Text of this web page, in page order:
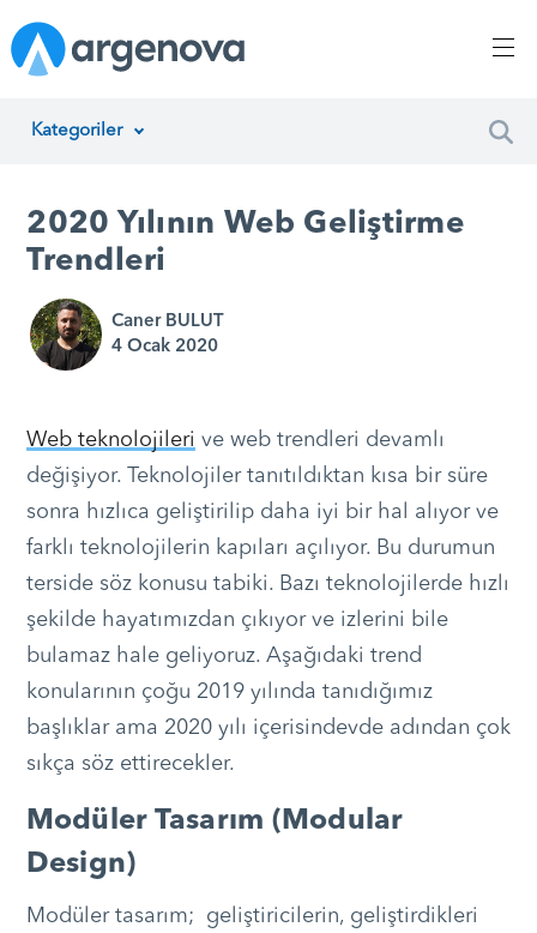
Kategoriler
Argenova
Yazılım Geliştirme
Girişimcilik
Müşteri Hizmetleri
Teknoloji
2020 Yılının Web Geliştirme
Trendleri
Caner BULUT
4 Ocak 2020
Web teknolojileri ve web trendleri devamlı
değişiyor. Teknolojiler tanıtıldıktan kısa bir süre
sonra hızlıca geliştirilip daha iyi bir hal alıyor ve
farklı teknolojilerin kapıları açılıyor. Bu durumun
terside söz konusu tabiki. Bazı teknolojilerde hızlı
şekilde hayatımızdan çıkıyor ve izlerini bile
bulamaz hale geliyoruz. Aşağıdaki trend
konularının çoğu 2019 yılında tanıdığımız
başlıklar ama 2020 yılı içerisindevde adından çok
sıkça söz ettirecekler.
Modüler Tasarım (Modular
Design)
Modüler tasarım; geliştiricilerin, geliştirdikleri